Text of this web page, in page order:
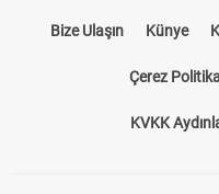
Bize Ulaşın Künye
Çerez
KVKK